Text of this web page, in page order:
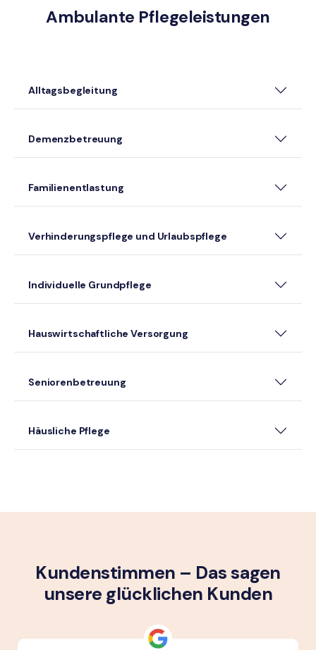
Ambulante Pflegeleistungen
Alltagsbegleitung
Demenzbetreuung
Familienentlastung
Verhinderungspflege und Urlaubspflege
Individuelle Grundpflege
Hauswirtschaftliche Versorgung
Seniorenbetreuung
Häusliche Pflege
Kundenstimmen – Das sagen
unsere glück­lichen Kunden